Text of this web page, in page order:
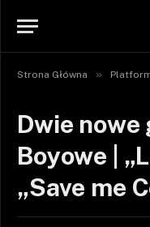
Strona Główna »
Dwie nowe
Boyowe |
„Save me